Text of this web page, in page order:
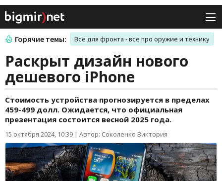
Горячие темы: Все для фронта - все про оружие и технику
Раскрыт дизайн нового
дешевого iPhone
Стоимость устройства прогнозируется в пределах
459-499 долл. Ожидается, что официальная
презентация состоится весной 2025 года.
15 октября 2024, 10:39 | Автор: Соколенко Виктория